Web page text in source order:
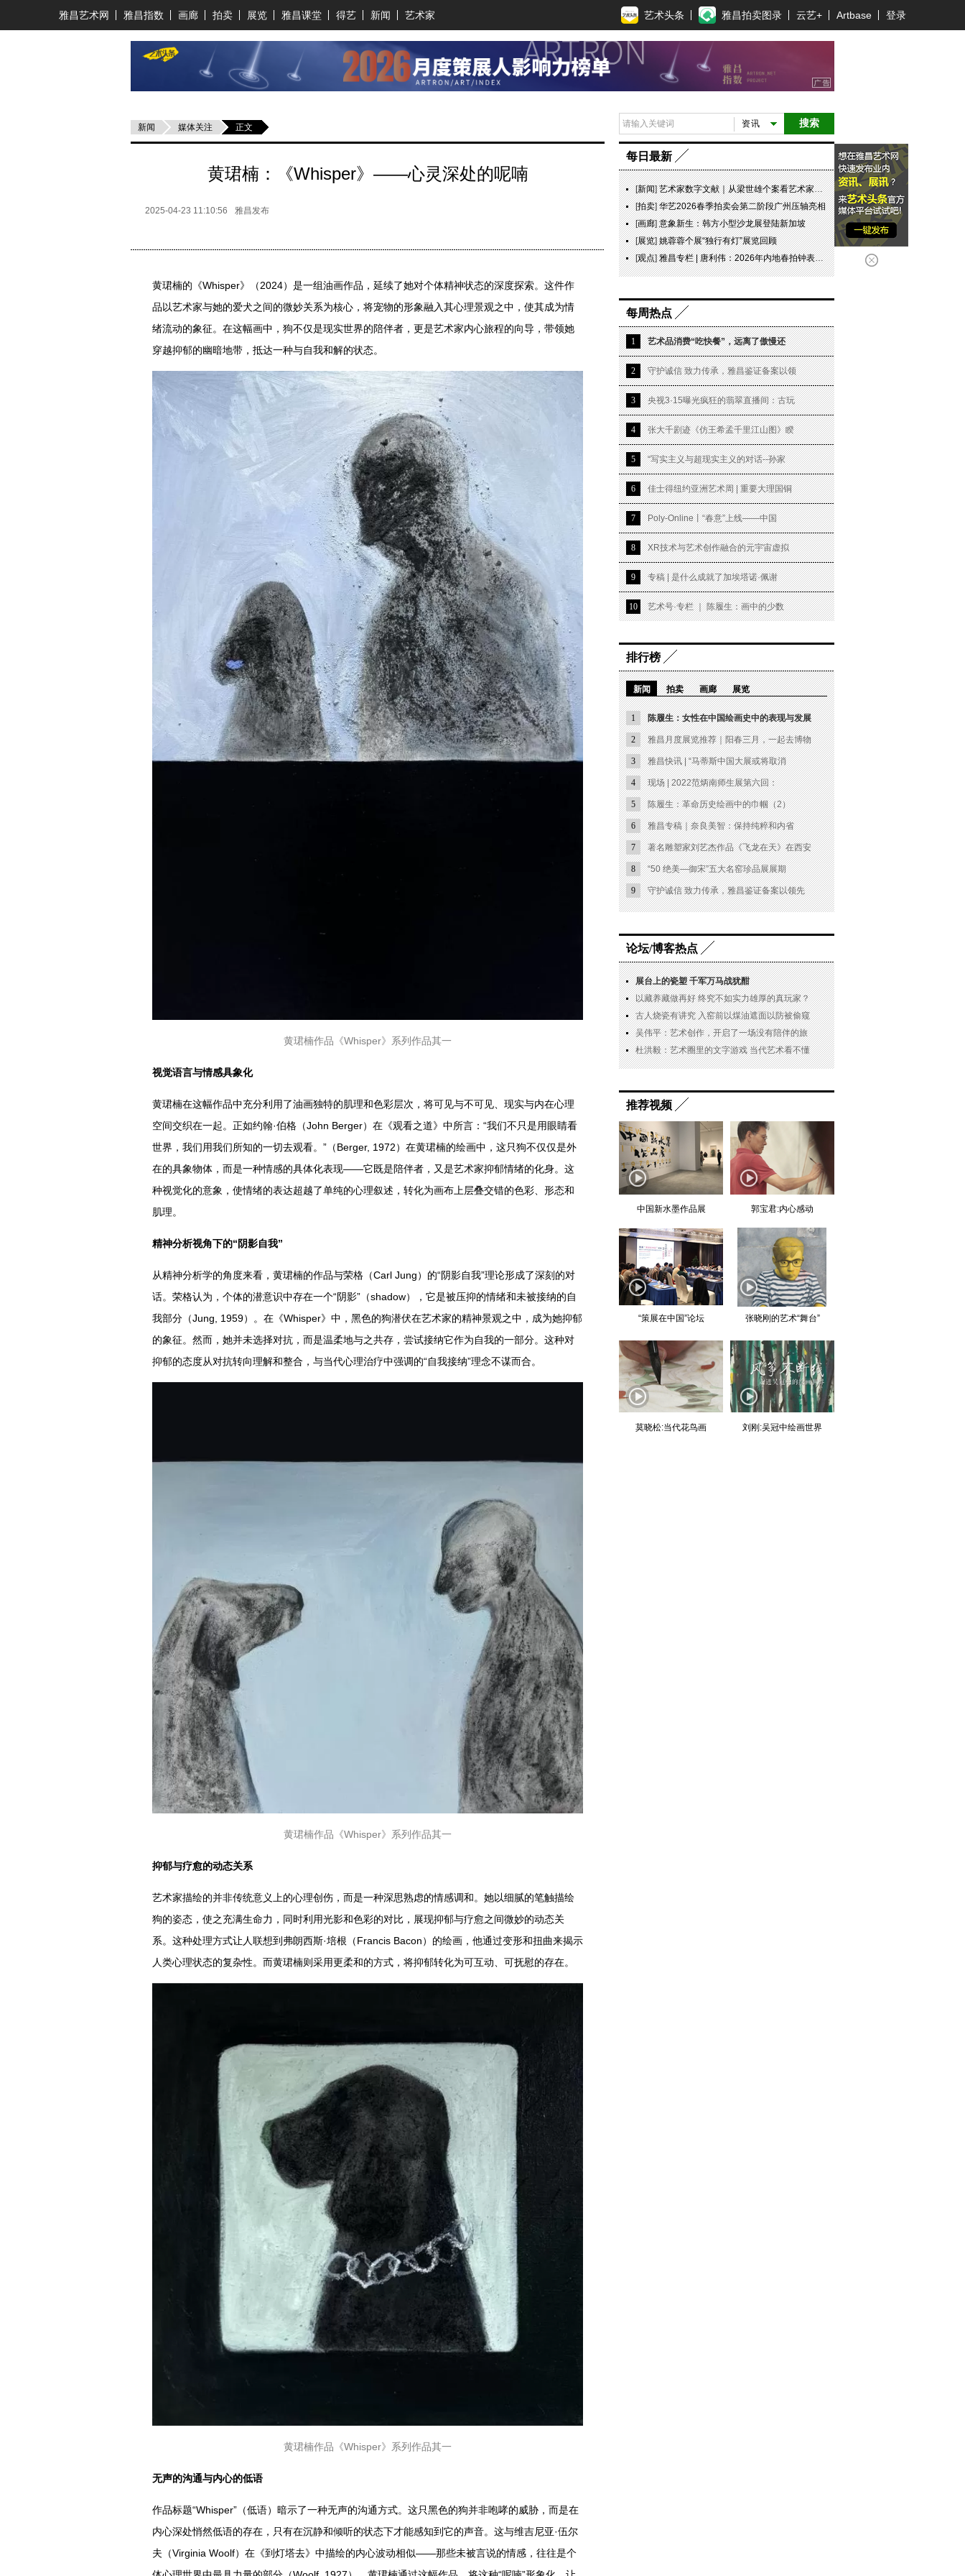
雅昌艺术网 雅昌指数 画廊 拍卖 展览 雅昌课堂 得艺 新闻 艺术家 艺术头条 雅昌拍卖图录 云艺+ Artbase 登录
新闻 媒体关注 正文
黄珺楠：《Whisper》——心灵深处的呢喃
2025-04-23 11:10:56 雅昌发布
黄珺楠的《Whisper》（2024）是一组油画作品，延续了她对个体精神状态的深度探索。这件作
品以艺术家与她的爱犬之间的微妙关系为核心，将宠物的形象融入其心理景观之中，使其成为情
绪流动的象征。在这幅画中，狗不仅是现实世界的陪伴者，更是艺术家内心旅程的向导，带领她
穿越抑郁的幽暗地带，抵达一种与自我和解的状态。
黄珺楠作品《Whisper》系列作品其一
视觉语言与情感具象化
黄珺楠在这幅作品中充分利用了油画独特的肌理和色彩层次，将可见与不可见、现实与内在心理
空间交织在一起。正如约翰·伯格（John Berger）在《观看之道》中所言：“我们不只是用眼睛看
世界，我们用我们所知的一切去观看。”（Berger, 1972）在黄珺楠的绘画中，这只狗不仅仅是外
在的具象物体，而是一种情感的具体化表现——它既是陪伴者，又是艺术家抑郁情绪的化身。这
种视觉化的意象，使情绪的表达超越了单纯的心理叙述，转化为画布上层叠交错的色彩、形态和
肌理。
精神分析视角下的“阴影自我”
从精神分析学的角度来看，黄珺楠的作品与荣格（Carl Jung）的“阴影自我”理论形成了深刻的对
话。荣格认为，个体的潜意识中存在一个“阴影”（shadow），它是被压抑的情绪和未被接纳的自
我部分（Jung, 1959）。在《Whisper》中，黑色的狗潜伏在艺术家的精神景观之中，成为她抑郁
的象征。然而，她并未选择对抗，而是温柔地与之共存，尝试接纳它作为自我的一部分。这种对
抑郁的态度从对抗转向理解和整合，与当代心理治疗中强调的“自我接纳”理念不谋而合。
黄珺楠作品《Whisper》系列作品其一
抑郁与疗愈的动态关系
艺术家描绘的并非传统意义上的心理创伤，而是一种深思熟虑的情感调和。她以细腻的笔触描绘
狗的姿态，使之充满生命力，同时利用光影和色彩的对比，展现抑郁与疗愈之间微妙的动态关
系。这种处理方式让人联想到弗朗西斯·培根（Francis Bacon）的绘画，他通过变形和扭曲来揭示
人类心理状态的复杂性。而黄珺楠则采用更柔和的方式，将抑郁转化为可互动、可抚慰的存在。
黄珺楠作品《Whisper》系列作品其一
无声的沟通与内心的低语
作品标题“Whisper”（低语）暗示了一种无声的沟通方式。这只黑色的狗并非咆哮的威胁，而是在
内心深处悄然低语的存在，只有在沉静和倾听的状态下才能感知到它的声音。这与维吉尼亚·伍尔
夫（Virginia Woolf）在《到灯塔去》中描绘的内心波动相似——那些未被言说的情感，往往是个
搜索
资讯
每日最新
[新闻]艺术家数字文献｜从梁世雄个案看艺术家艺术数字文献的重要性和紧迫性
[拍卖]华艺2026春季拍卖会第二阶段广州压轴亮相
[画廊]意象新生：韩方小型沙龙展登陆新加坡
[展览]姚蓉蓉个展“独行有灯”展览回顾
[观点]雅昌专栏 | 唐利伟：2026年内地春拍钟表市场观察 赛道重构、圈层分化与收藏逻辑迭代
每周热点
1 艺术品消费“吃快餐”，远离了傲慢还
2 守护诚信 致力传承，雅昌鉴证备案以领
3 央视3·15曝光疯狂的翡翠直播间：古玩
4 张大千剧迹《仿王希孟千里江山图》睽
5 “写实主义与超现实主义的对话--孙家
6 佳士得纽约亚洲艺术周 | 重要大理国铜
7 Poly-Online丨“春意”上线——中国
8 XR技术与艺术创作融合的元宇宙虚拟
9 专稿 | 是什么成就了加埃塔诺·佩谢
10 艺术号·专栏 ｜ 陈履生：画中的少数
排行榜
新闻 拍卖 画廊 展览
1 陈履生：女性在中国绘画史中的表现与发展
2 雅昌月度展览推荐｜阳春三月，一起去博物
3 雅昌快讯 | “马蒂斯中国大展或将取消
4 现场 | 2022范炳南师生展第六回：
5 陈履生：革命历史绘画中的巾帼（2）
6 雅昌专稿｜奈良美智：保持纯粹和内省
7 著名雕塑家刘艺杰作品《飞龙在天》在西安
8 “50 绝美—御宋”五大名窑珍品展展期
9 守护诚信 致力传承，雅昌鉴证备案以领先
论坛/博客热点
展台上的瓷塑 千军万马战犹酣
以藏养藏做再好 终究不如实力雄厚的真玩家？
古人烧瓷有讲究 入窑前以煤油遮面以防被偷窥
吴伟平：艺术创作，开启了一场没有陪伴的旅
杜洪毅：艺术圈里的文字游戏 当代艺术看不懂
推荐视频
中国新水墨作品展 郭宝君:内心感动
“策展在中国”论坛 张晓刚的艺术“舞台”
莫晓松:当代花鸟画 刘刚:吴冠中绘画世界